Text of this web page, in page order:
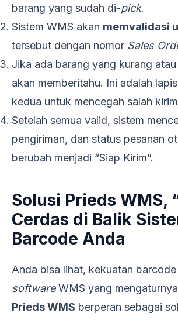
barang yang sudah di-pick.
Sistem WMS akan memvalidasi
tersebut dengan nomor Sales
Jika ada barang yang kurang
akan memberitahu. Ini adalah
kedua untuk mencegah salah
Setelah semua valid, sistem
pengiriman, dan status pesanan
berubah menjadi “Siap Kirim”.
Solusi Prieds WMS,
Cerdas di Balik
Barcode Anda
Anda bisa lihat, kekuatan
softwareWMS yang
Prieds WMS berperan sebagai